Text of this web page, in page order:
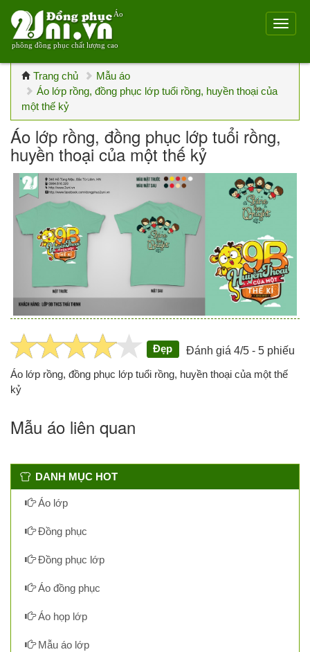
Áo
phông đồng phục chất lượng cao
Trang chủ
Mẫu áo
Áo lớp rồng, đồng phục lớp tuổi rồng, huyền thoại của
một thế kỷ
Áo lớp rồng, đồng phục lớp tuổi rồng,
huyền thoại của một thế kỷ
Đẹp Đánh giá 4/5 - 5 phiếu
Áo lớp rồng, đồng phục lớp tuổi rồng, huyền thoại của một thế
kỷ
Mẫu áo liên quan
DANH MỤC HOT
Áo lớp
Đồng phục
Đồng phục lớp
Áo đồng phục
Áo họp lớp
Mẫu áo lớp